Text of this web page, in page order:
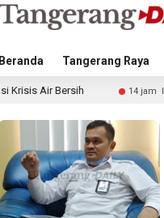
Beranda Tangerang Raya
14 jam lalu Singapura vs